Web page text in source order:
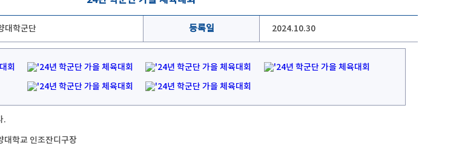
대학군단 등록일 2024.10.30
.
대학교 인조잔디구장